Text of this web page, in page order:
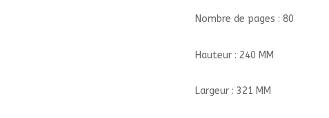
LA
MYSTERY
Nombre de pages : 80
Hauteur : 240 MM
Largeur : 321 MM